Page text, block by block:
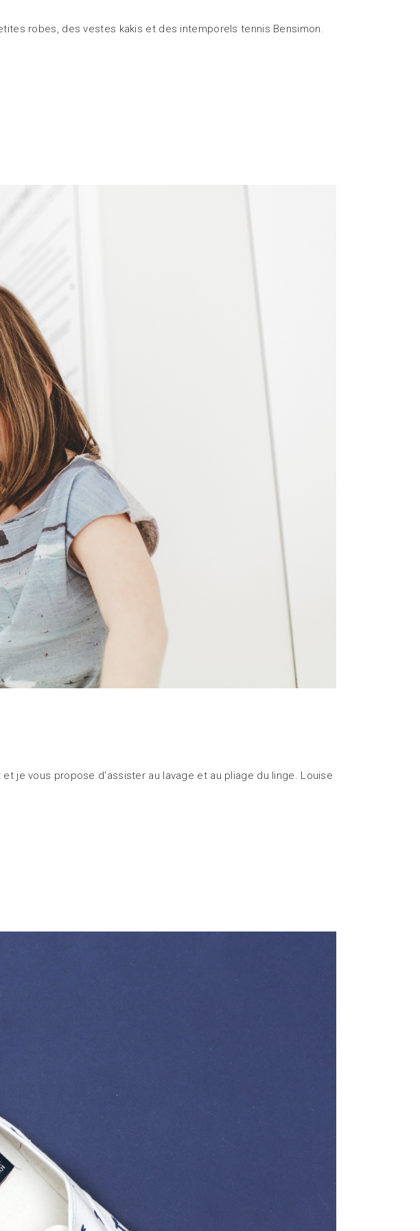
robes, des vestes kakis et des intemporels tennis Bensimon.
je vous propose d'assister au lavage et au pliage du linge. Louise